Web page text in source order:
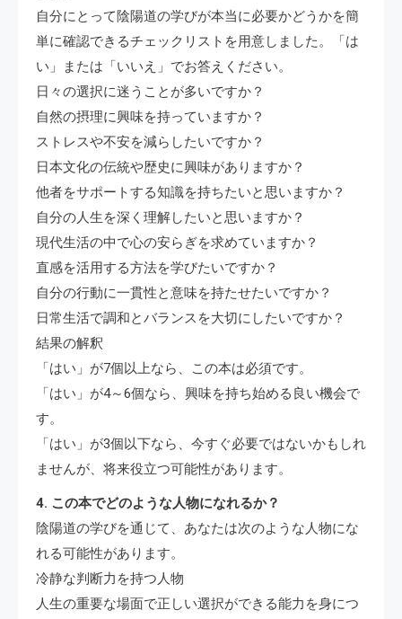
自分にとって陰陽道の学びが本当に必要かどうかを簡
単に確認できるチェックリストを用意しました。「は
い」または「いいえ」でお答えください。
日々の選択に迷うことが多いですか？
自然の摂理に興味を持っていますか？
ストレスや不安を減らしたいですか？
日本文化の伝統や歴史に興味がありますか？
他者をサポートする知識を持ちたいと思いますか？
自分の人生を深く理解したいと思いますか？
現代生活の中で心の安らぎを求めていますか？
直感を活用する方法を学びたいですか？
自分の行動に一貫性と意味を持たせたいですか？
日常生活で調和とバランスを大切にしたいですか？
結果の解釈
「はい」が7個以上なら、この本は必須です。
「はい」が4～6個なら、興味を持ち始める良い機会で
す。
「はい」が3個以下なら、今すぐ必要ではないかもしれ
ませんが、将来役立つ可能性があります。
4. この本でどのような人物になれるか？
陰陽道の学びを通じて、あなたは次のような人物にな
れる可能性があります。
冷静な判断力を持つ人物
人生の重要な場面で正しい選択ができる能力を身につ